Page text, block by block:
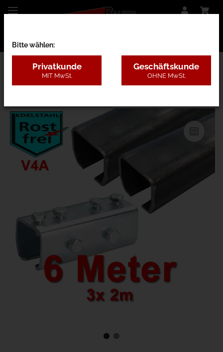
13HBK - 200kg Edelst. V4A
Bitte wählen:
Privatkunde
MIT MwSt.
Geschäftskunde
OHNE MwSt.